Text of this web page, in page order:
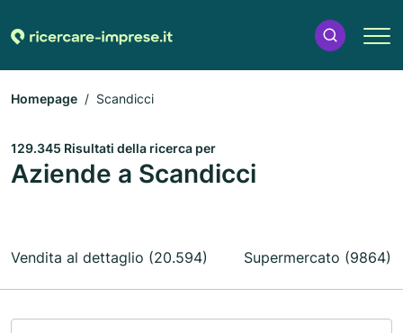
Homepage Scandicci
129.345 Risultati della ricerca per
Aziende a Scandicci
Vendita al dettaglio (20.594) Supermercato (9864)